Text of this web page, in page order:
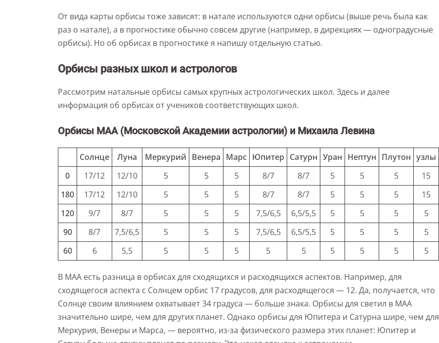
От вида карты орбисы тоже зависят: в натале используются одни орбисы (выше речь была как
раз о натале), а в прогностике обычно совсем другие (например, в дирекциях — одноградусные
орбисы). Но об орбисах в прогностике я напишу отдельную статью.
Орбисы разных школ и астрологов
Рассмотрим натальные орбисы самых крупных астрологических школ. Здесь и далее
информация об орбисах от учеников соответствующих школ.
Орбисы МАА (Московской Академии астрологии) и Михаила Левина
Солнце Луна Меркурий Венера Марс Юпитер Сатурн Уран Нептун Плутон узлы
0
17/12 12/10 5 5 5 8/7 8/7 5 5 5 15
180
17/12 12/10 5 5 5 8/7 8/7 5 5 5 15
120
9/7 8/7 5 5 5 7,5/6,5 6,5/5,5 5 5 5 5
90
8/7 7,5/6,5 5 5 5 7,5/6,5 6,5/5,5 5 5 5 5
60
6 5,5 5 5 5 5 5 5 5 5 5
В МАА есть разница в орбисах для сходящихся и расходящихся аспектов. Например, для
сходящегося аспекта с Солнцем орбис 17 градусов, для расходящегося — 12. Да, получается, что
Солнце своим влиянием охватывает 34 градуса — больше знака. Орбисы для светил в МАА
значительно шире, чем для других планет. Однако орбисы для Юпитера и Сатурна шире, чем для
Меркурия, Венеры и Марса, — вероятно, из-за физического размера этих планет: Юпитер и